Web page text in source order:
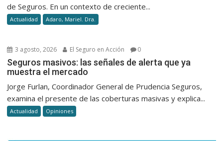
de Seguros. En un contexto de creciente...
Actualidad Adaro, Mariel. Dra.
3 agosto, 2026 El Seguro en Acción 0
Seguros masivos: las señales de alerta que ya
muestra el mercado
Jorge Furlan, Coordinador General de Prudencia Seguros,
examina el presente de las coberturas masivas y explica...
Actualidad Opiniones